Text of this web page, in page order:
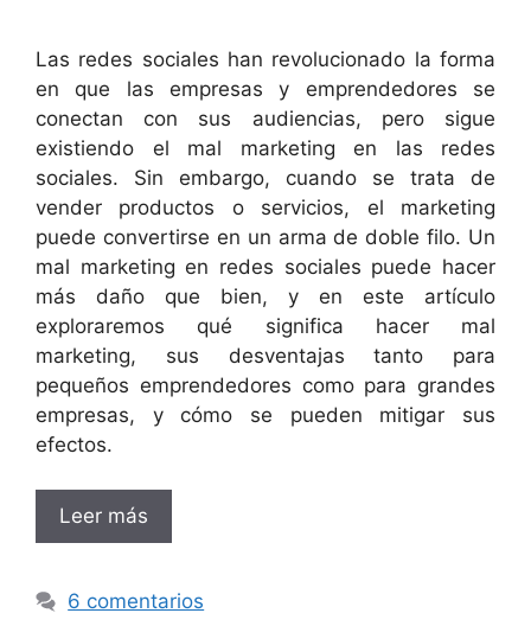
Las redes sociales han revolucionado la forma
en que las empresas y emprendedores se
conectan con sus audiencias, pero sigue
existiendo el mal marketing en las redes
sociales. Sin embargo, cuando se trata de
vender productos o servicios, el marketing
puede convertirse en un arma de doble filo. Un
mal marketing en redes sociales puede hacer
más daño que bien, y en este artículo
exploraremos qué significa hacer mal
marketing, sus desventajas tanto para
pequeños emprendedores como para grandes
empresas, y cómo se pueden mitigar sus
efectos.
Leer más
6 comentarios